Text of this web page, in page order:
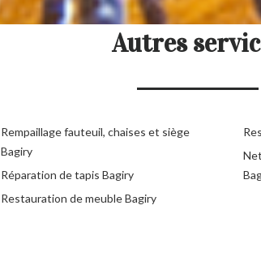
Autres
Rempaillage fauteuil, chaises et siège
Bagiry
Réparation de tapis Bagiry
Restauration de meuble Bagiry